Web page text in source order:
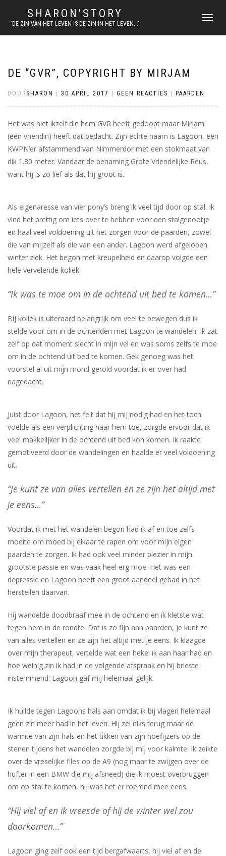
SHARON'STORY
"DE ZIN VAN HET LEVEN IS DE ZIN IN HET LEVEN..."
SCHAKEL
MENU
DE “GVR”, COPYRIGHT BY MIRJAM
DOOR SHARON 30 APRIL 2017 GEEN REACTIES PAARDEN
Het was niet ikzelf die hem GVR heeft gedoopt maar Mirjam
(een vriendin) heeft dat bedacht. Zijn echte naam is Lagoon, een
KWPN’er afstammend van Nimmerdor met een stokmaat van
dik 1.80 meter. Vandaar de benaming Grote Vriendelijke Reus,
want hij is zo lief als dat hij groot is.
Als eigenaresse van vier pony’s breng ik veel tijd door op stal. Ik
vind het prettig om iets over te hebben voor een stalgenootje
en haal veel voldoening uit het zorgen voor de paarden, zowel
die van mijzelf als die van een ander. Lagoon werd afgelopen
winter ziek. Het begon met kreupelheid en daarop volgde een
hele vervelende koliek.
“Ik was te moe om in de ochtend uit bed te komen…”
Bij koliek is uiteraard belangrijk om veel te bewegen dus ik
stelde voor om in de ochtenden met Lagoon te wandelen. Ik zat
zelf op dat moment slecht in mijn vel en was soms zelfs te moe
om in de ochtend uit bed te komen. Gek genoeg was het
voorstel al uit mijn mond gerold voordat ik er over had
nagedacht.
Juist door Lagoon, het feit dat hij mij nodig had en het toch
voelde als een verplichting naar hem toe, zorgde ervoor dat ik
veel makkelijker in de ochtend uit bed kon komen. Ik raakte
gemotiveerd door de wandelingen en haalde er veel voldoening
uit.
“Je kunt ze van alles vertellen en ze zijn het altijd met
je eens…”
Voordat ik met het wandelen begon had ik af en toe zelfs
moeite om moed bij elkaar te rapen om voor mijn eigen
paarden te zorgen. Ik had ook veel minder plezier in mijn
grootste passie en was vaak heel erg moe. Het was een
depressie en Lagoon heeft een groot aandeel gehad in het
herstellen daarvan.
Hij wandelde doodbraaf mee in de ochtend en ik kletste wat
tegen hem in de rondte. Dat is zo fijn aan paarden, je kunt ze
van alles vertellen en ze zijn het altijd met je eens. Ik klaagde
over mijn therapeut, vertelde wat een hekel ik aan haar had en
hoe weinig zin ik had in de volgende afspraak en hij brieste
instemmend: Lagoon gaf mij helemaal gelijk.
Ik huilde tegen Lagoons hals aan omdat ik bij vlagen helemaal
geen zin meer had in het leven. Hij zei niks terug maar de
warmte van zijn hals en het tikken van zijn hoefijzers op de
stenen tijdens het wandelen zorgde bij mij voor kalmte. Ik zeikte
over de vreselijke files op de A9 (nog maar te zwijgen over de
hufter in een BMW die mij afsneed) die ik moest overbruggen
om op stal te komen, hij was het er roerend mee eens.
“Hij viel af en ik vreesde of hij de winter wel zou
doorkomen…”
Lagoon ging zelf ook een tijd bergafwaarts, hij viel af en de